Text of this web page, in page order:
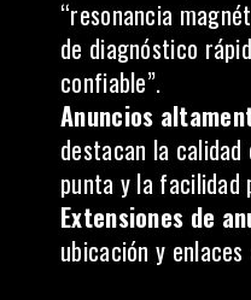
“resonancia
de diagnóstico
confiable”.
Anuncios
destacan la
punta y la facilidad
Extensiones de
ubicación y